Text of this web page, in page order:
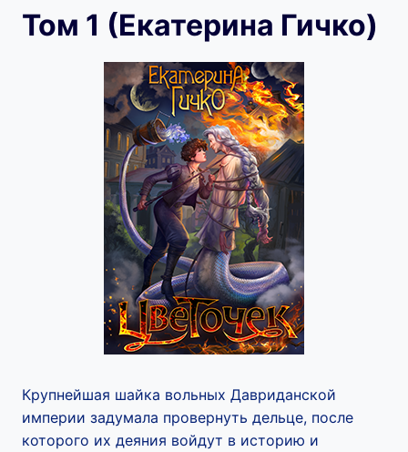
Том 1 (Екатерина Гичко)
Крупнейшая шайка вольных Давриданской
империи задумала провернуть дельце, после
которого их деяния войдут в историю и